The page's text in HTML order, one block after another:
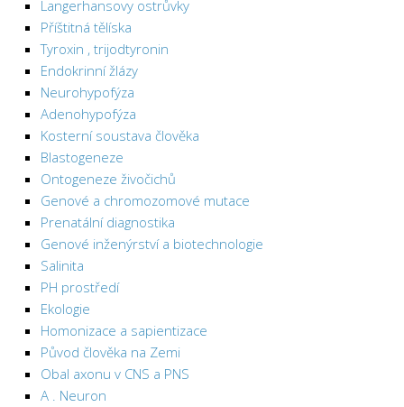
Langerhansovy ostrůvky
Příštitná tělíska
Tyroxin , trijodtyronin
Endokrinní žlázy
Neurohypofýza
Adenohypofýza
Kosterní soustava člověka
Blastogeneze
Ontogeneze živočichů
Genové a chromozomové mutace
Prenatální diagnostika
Genové inženýrství a biotechnologie
Salinita
PH prostředí
Ekologie
Homonizace a sapientizace
Původ člověka na Zemi
Obal axonu v CNS a PNS
A . Neuron